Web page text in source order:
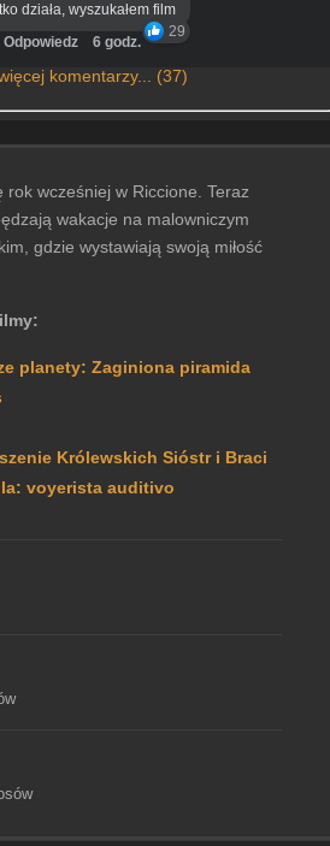
działa, wyszukałem film
29
Odpowiedz 6 godz.
komentarzy... (37)
rok wcześniej w Riccione. Teraz
wakacje na malowniczym
gdzie wystawiają swoją miłość
planety: Zaginiona piramida
Królewskich Sióstr i Braci
voyerista auditivo